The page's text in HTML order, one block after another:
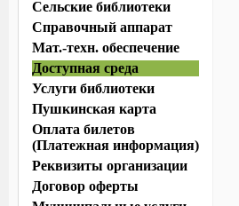
Сельские библиотеки
Справочный аппарат
Мат.-техн. обеспечение
Доступная среда
Услуги библиотеки
Пушкинская карта
Оплата билетов
(Платежная информация)
Реквизиты организации
Договор оферты